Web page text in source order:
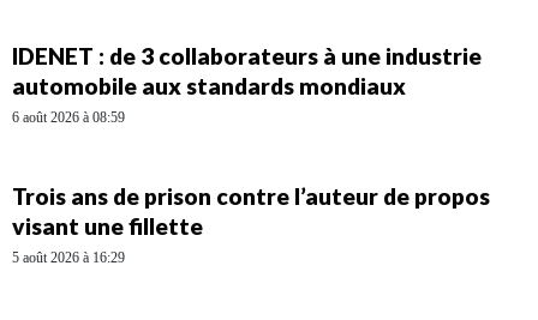
IDENET : de 3 collaborateurs à une industrie
automobile aux standards mondiaux
6 août 2026 à 08:59
Trois ans de prison contre l’auteur de propos
visant une fillette
5 août 2026 à 16:29